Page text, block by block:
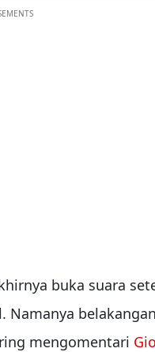
buka suara
Namanya
mengomentari